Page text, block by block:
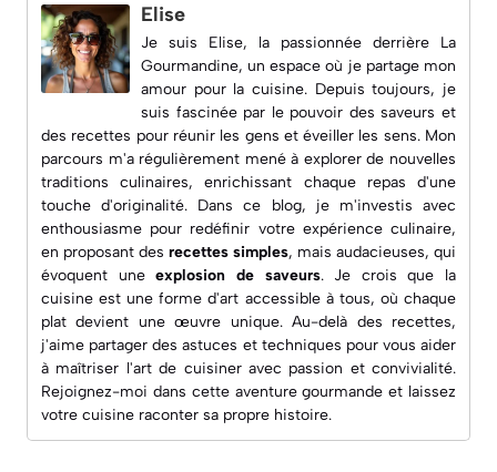
Elise
Je suis Elise, la passionnée derrière La
Gourmandine, un espace où je partage mon
amour pour la cuisine. Depuis toujours, je
suis fascinée par le pouvoir des saveurs et
des recettes pour réunir les gens et éveiller les sens. Mon
parcours m'a régulièrement mené à explorer de nouvelles
traditions culinaires, enrichissant chaque repas d'une
touche d'originalité. Dans ce blog, je m'investis avec
enthousiasme pour redéfinir votre expérience culinaire,
en proposant des recettes simples, mais audacieuses, qui
évoquent uneexplosion de saveurs. Je crois que la
cuisine est une forme d'art accessible à tous, où chaque
plat devient une œuvre unique. Au-delà des recettes,
j'aime partager des astuces et techniques pour vous aider
à maîtriser l'art de cuisiner avec passion et convivialité.
Rejoignez-moi dans cette aventure gourmande et laissez
votre cuisine raconter sa propre histoire.